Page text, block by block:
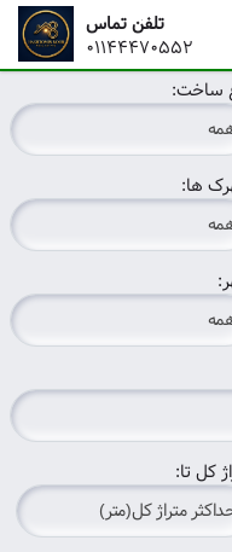
تلفن تماس
01144470552
ساخت:
ها:
کل تا: